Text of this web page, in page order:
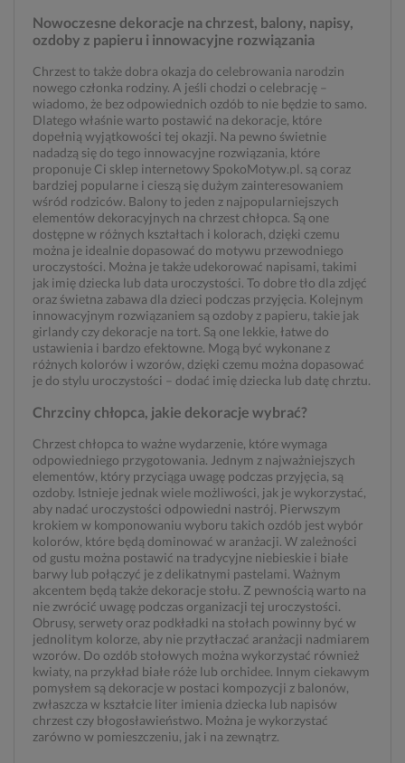
Nowoczesne dekoracje na chrzest, balony, napisy,
ozdoby z papieru i innowacyjne rozwiązania
Chrzest to także dobra okazja do celebrowania narodzin
nowego członka rodziny. A jeśli chodzi o celebrację –
wiadomo, że bez odpowiednich ozdób to nie będzie to samo.
Dlatego właśnie warto postawić na dekoracje, które
dopełnią wyjątkowości tej okazji. Na pewno świetnie
nadadzą się do tego innowacyjne rozwiązania, które
proponuje Ci sklep internetowy SpokoMotyw.pl. są coraz
bardziej popularne i cieszą się dużym zainteresowaniem
wśród rodziców. Balony to jeden z najpopularniejszych
elementów dekoracyjnych na chrzest chłopca. Są one
dostępne w różnych kształtach i kolorach, dzięki czemu
można je idealnie dopasować do motywu przewodniego
uroczystości. Można je także udekorować napisami, takimi
jak imię dziecka lub data uroczystości. To dobre tło dla zdjęć
oraz świetna zabawa dla dzieci podczas przyjęcia. Kolejnym
innowacyjnym rozwiązaniem są ozdoby z papieru, takie jak
girlandy czy dekoracje na tort. Są one lekkie, łatwe do
ustawienia i bardzo efektowne. Mogą być wykonane z
różnych kolorów i wzorów, dzięki czemu można dopasować
je do stylu uroczystości – dodać imię dziecka lub datę chrztu.
Chrzciny chłopca, jakie dekoracje wybrać?
Chrzest chłopca to ważne wydarzenie, które wymaga
odpowiedniego przygotowania. Jednym z najważniejszych
elementów, który przyciąga uwagę podczas przyjęcia, są
ozdoby. Istnieje jednak wiele możliwości, jak je wykorzystać,
aby nadać uroczystości odpowiedni nastrój. Pierwszym
krokiem w komponowaniu wyboru takich ozdób jest wybór
kolorów, które będą dominować w aranżacji. W zależności
od gustu można postawić na tradycyjne niebieskie i białe
barwy lub połączyć je z delikatnymi pastelami. Ważnym
akcentem będą także dekoracje stołu. Z pewnością warto na
nie zwrócić uwagę podczas organizacji tej uroczystości.
Obrusy, serwety oraz podkładki na stołach powinny być w
jednolitym kolorze, aby nie przytłaczać aranżacji nadmiarem
wzorów. Do ozdób stołowych można wykorzystać również
kwiaty, na przykład białe róże lub orchidee. Innym ciekawym
pomysłem są dekoracje w postaci kompozycji z balonów,
zwłaszcza w kształcie liter imienia dziecka lub napisów
chrzest czy błogosławieństwo. Można je wykorzystać
zarówno w pomieszczeniu, jak i na zewnątrz.